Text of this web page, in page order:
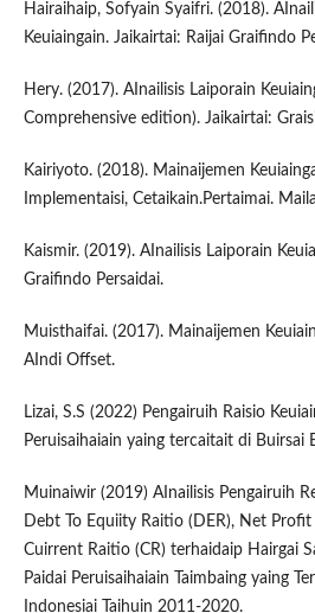
Hairaihaip, Sofyain Syaifri. (2018).
Keuiaingain. Jaikairtai: Raijai Graifindo
Hery. (2017). AInailisis Laiporain
Comprehensive edition). Jaikairtai:
Kairiyoto. (2018). Mainaijemen
Implementaisi, Cetaikain.Pertaimai.
Kaismir. (2019). AInailisis Laiporain
Graifindo Persaidai.
Muisthaifai. (2017). Mainaijemen
AIndi Offset.
Lizai, S.S (2022) Pengairuih Raisio
Peruisaihaiain yaing tercaitait di Buirsai
Muinaiwir (2019) AInailisis Pengairuih
Debt To Equiity Raitio (DER), Net
Cuirrent Raitio (CR) terhaidaip Hairgai
Paidai Peruisaihaiain Taimbaing yaing
Indonesiai Taihuin 2011-2020.